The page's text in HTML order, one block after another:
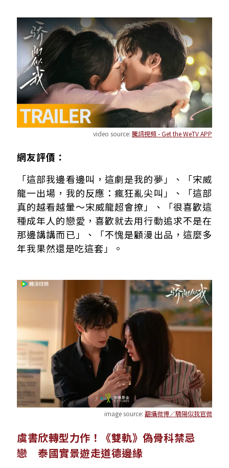
video source: 騰訊視頻 - Get the WeTV APP
網友評價：
「這部我邊看邊叫，這劇是我的夢」、「宋威
龍一出場，我的反應：瘋狂亂尖叫」、「這部
真的越看越暈～宋威龍超會撩」、「很喜歡這
種成年人的戀愛，喜歡就去用行動追求不是在
那邊講講而已」、「不愧是顧漫出品，這麼多
年我果然還是吃這套」。
image source: 翻攝微博／驕陽似我官微
虞書欣轉型力作！《雙軌》偽骨科禁忌
戀 泰國實景遊走道德邊緣